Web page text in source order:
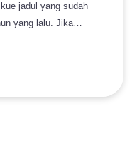
jadul yang sudah
yang lalu. Jika
membuat kue jadul
Berikut